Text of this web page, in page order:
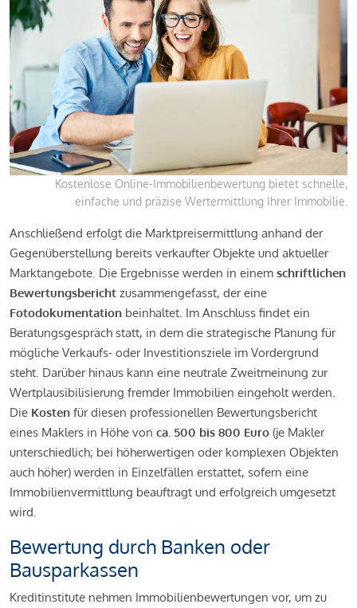
Kostenlose Online-Immobilienbewertung bietet schnelle,
einfache und präzise Wertermittlung Ihrer Immobilie.
Anschließend erfolgt die Marktpreisermittlung anhand der
Gegenüberstellung bereits verkaufter Objekte und aktueller
Marktangebote. Die Ergebnisse werden in einem schriftlichen
Bewertungsbericht zusammengefasst, der eine
Fotodokumentation beinhaltet. Im Anschluss findet ein
Beratungsgespräch statt, in dem die strategische Planung für
mögliche Verkaufs- oder Investitionsziele im Vordergrund
steht. Darüber hinaus kann eine neutrale Zweitmeinung zur
Wertplausibilisierung fremder Immobilien eingeholt werden.
Die Kosten für diesen professionellen Bewertungsbericht
eines Maklers in Höhe von ca. 500 bis 800 Euro (je Makler
unterschiedlich; bei höherwertigen oder komplexen Objekten
auch höher) werden in Einzelfällen erstattet, sofern eine
Immobilienvermittlung beauftragt und erfolgreich umgesetzt
wird.
Bewertung durch Banken oder
Bausparkassen
Kreditinstitute nehmen Immobilienbewertungen vor, um zu